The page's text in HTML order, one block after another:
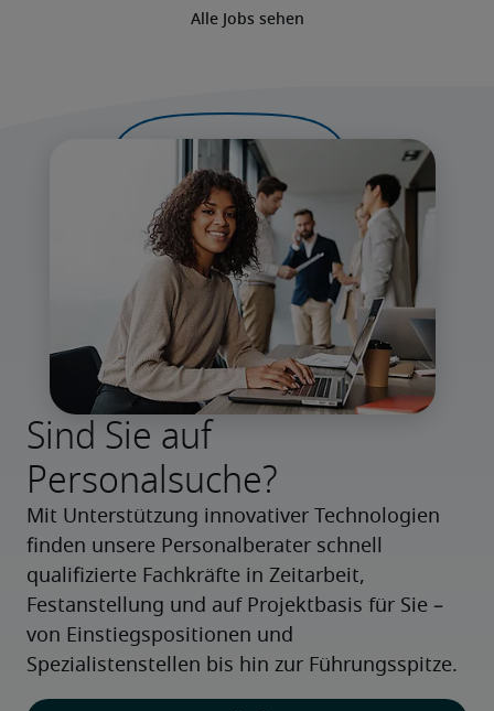
Alle Jobs sehen
Sind Sie auf
Personalsuche?
Mit Unterstützung innovativer Technologien
finden unsere Personalberater schnell
qualifizierte Fachkräfte in Zeitarbeit,
Festanstellung und auf Projektbasis für Sie –
von Einstiegspositionen und
Spezialistenstellen bis hin zur Führungsspitze.